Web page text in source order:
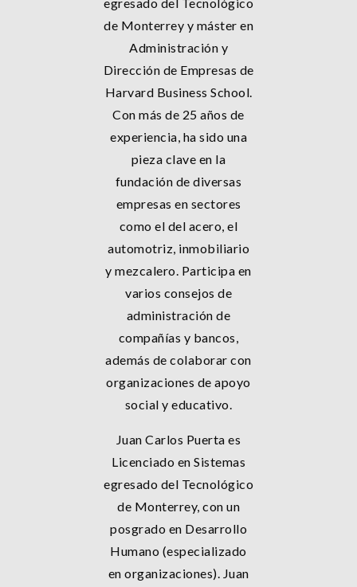
de Monterrey y máster en
Administración y
Dirección de Empresas de
Harvard Business School.
Con más de 25 años de
experiencia, ha sido una
pieza clave en la
fundación de diversas
empresas en sectores
como el del acero, el
automotriz, inmobiliario
y mezcalero. Participa en
varios consejos de
administración de
compañías y bancos,
además de colaborar con
organizaciones de apoyo
social y educativo.
Juan Carlos Puerta es
Licenciado en Sistemas
egresado del Tecnológico
de Monterrey, con un
posgrado en Desarrollo
Humano (especializado
en organizaciones). Juan